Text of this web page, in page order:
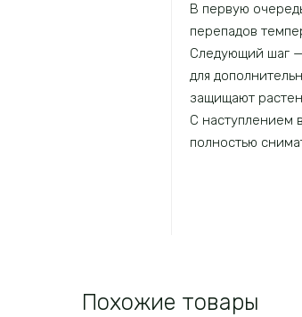
В первую
перепадов
Следующий шаг —
для
защищают
С наступлением
полностью
Похожие товары